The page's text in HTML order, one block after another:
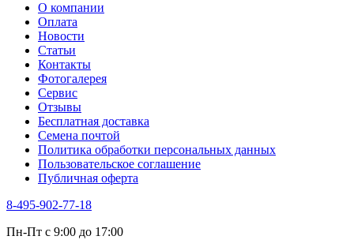
Тмин
Трава для чая
Туласи
Укроп
Фенхель пряный
Хризантема овощная
Цикорий пряный
Цикорий салатный (Витлуф)
Черемша
Шпинат
Щавель
Эндивий
Эстрагон
Алтей
Бессмертник
О компании
Оплата
Новости
Статьи
Контакты
Фотогалерея​
Сервис
Отзывы
Бесплатная доставка
Семена почтой
Политика обработки персональных данных
Пользовательское соглашение
Публичная оферта
8-495-902-77-18
Пн-Пт с 9:00 до 17:00